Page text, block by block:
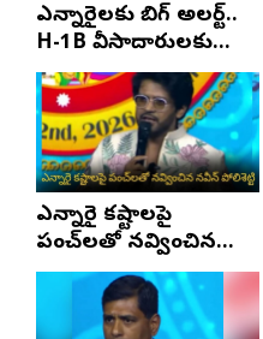
ఎన్నారైలకు బిగ్ అలర్ట్..
H-1B వీసాదారులకు
ప్రయాణ సమయంలో
స్టేటస్ ప్రూఫ్స్ తప్పనిసరి..!
ఎన్నారై కష్టాలపై
పంచ్‌లతో నవ్వించిన
నవీన్ పోలిశెట్టి